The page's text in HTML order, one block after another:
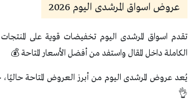
عروض اسواق المرشدى اليوم 2026
تقدم اسواق المرشدى اليوم تخفيضات قوية على
الكاملة داخل المقال واستفد من أفضل الأسعار المتاحة 💰
يُعد عروض المرشدى اليوم من أبرز العروض المتاحة
👌